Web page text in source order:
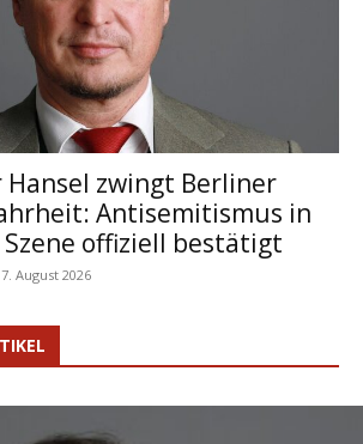
zwingt Berliner
Antisemitismus in
offiziell bestätigt
7. August 2026